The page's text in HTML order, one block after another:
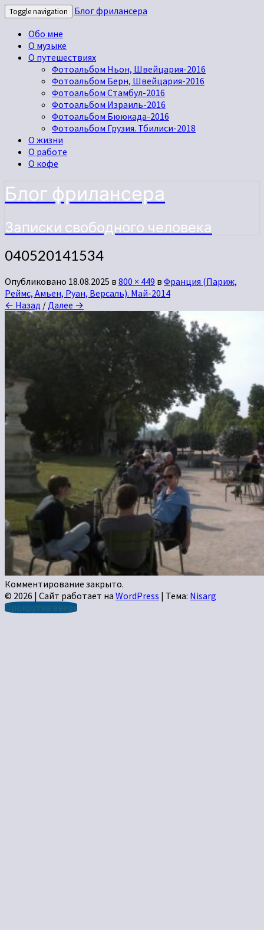
Toggle navigation
Блог фрилансера
Обо мне
О музыке
О путешествиях
Фотоальбом Ньон, Швейцария-2016
Фотоальбом Берн, Швейцария-2016
Фотоальбом Стамбул-2016
Фотоальбом Израиль-2016
Фотоальбом Бююкада-2016
Фотоальбом Грузия. Тбилиси-2018
О жизни
О работе
О кофе
Блог фрилансера
Записки свободного человека
040520141534
Опубликовано 18.08.2025 в 800 × 449 в Франция (Париж,
Реймс, Амьен, Руан, Версаль). Май-2014
← Назад /Далее →
Комментирование закрыто.
© 2026 | Сайт работает на WordPress | Тема: Nisarg
Прокрутка вверх